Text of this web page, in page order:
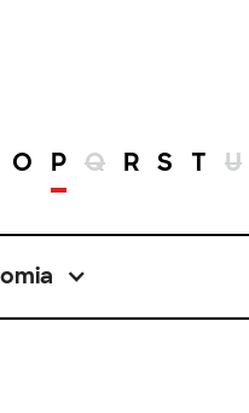
O P Q R S T U